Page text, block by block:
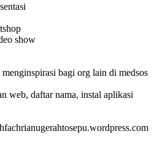
show
bagi org lain di medsos
web, daftar nama, instal aplikasi